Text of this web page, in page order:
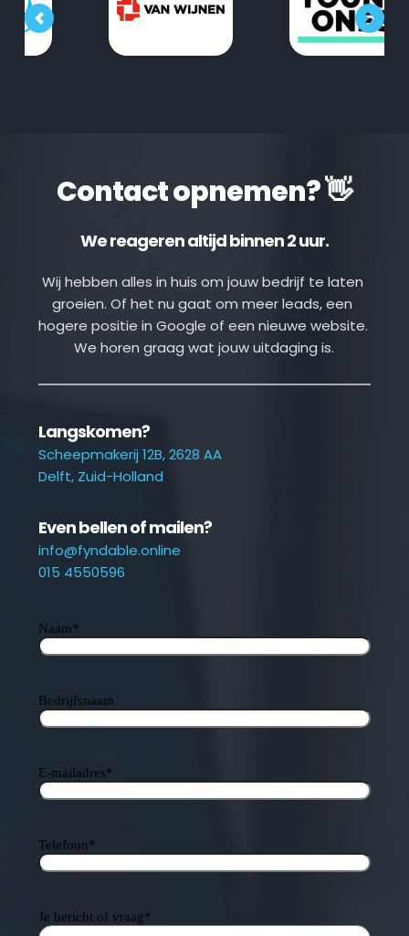
Contact opnemen? 👋
We reageren altijd binnen 2 uur.
Wij hebben alles in huis om jouw bedrijf te laten
groeien. Of het nu gaat om meer leads, een
hogere positie in Google of een nieuwe website.
We horen graag wat jouw uitdaging is.
Langskomen?
Scheepmakerij 12B, 2628 AA
Delft, Zuid-Holland
Even bellen of mailen?
info@fyndable.online
015 4550596
Naam*
Bedrijfsnaam
E-mailadres*
Telefoon*
Je bericht of vraag*